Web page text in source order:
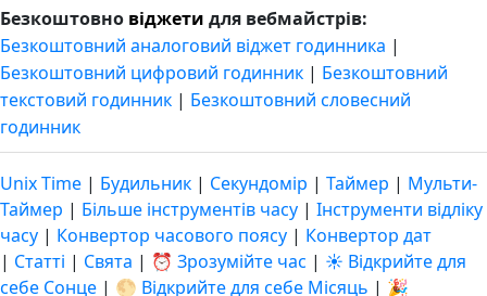
Безкоштовно віджети для вебмайстрів:
Безкоштовний аналоговий віджет годинника |
Безкоштовний цифровий годинник | Безкоштовний
текстовий годинник | Безкоштовний словесний
годинник
Unix Time | Будильник | Секундомір | Таймер | Мульти-
Таймер | Більше інструментів часу | Інструменти відліку
часу | Конвертор часового поясу | Конвертор дат
| Статті | Свята | ⏰ Зрозумійте час | ☀️ Відкрийте для
себе Сонце | 🌕 Відкрийте для себе Місяць | 🎉